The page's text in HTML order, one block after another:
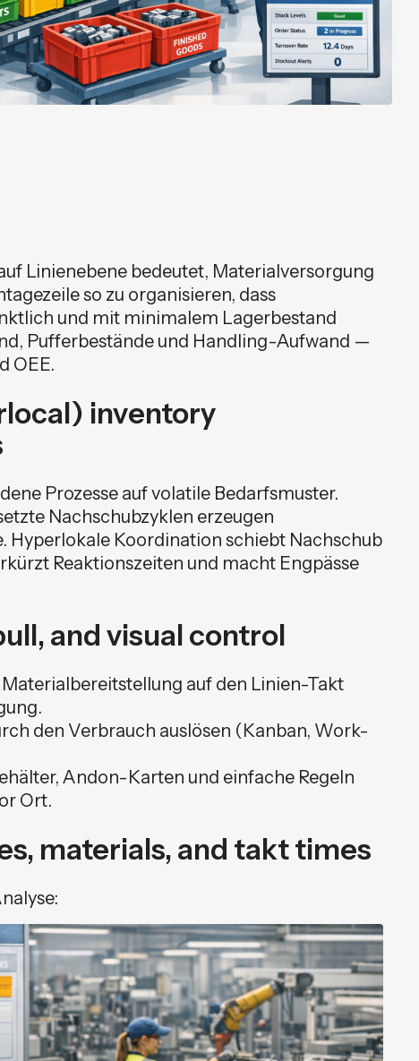
Linienebene bedeutet, Materialversorgung
so zu organisieren, dass
und mit minimalem Lagerbestand
Pufferbestände und Handling-Aufwand —
OEE.
inventory
Prozesse auf volatile Bedarfsmuster.
Nachschubzyklen erzeugen
Hyperlokale Koordination schiebt Nachschub
Reaktionszeiten und macht Engpässe
and visual control
auf den Linien-Takt
den Verbrauch auslösen (Kanban, Work-
Andon-Karten und einfache Regeln
Ort.
materials, and takt times